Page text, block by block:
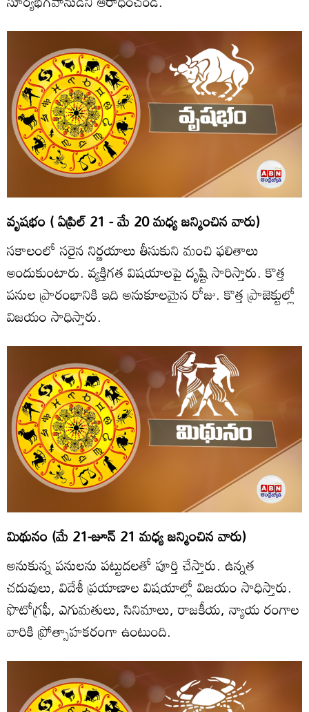
వృషభం ( ఏప్రిల్‌ 21 - మే 20 మధ్య జన్మించిన వారు)
సకాలంలో సరైన నిర్ణయాలు తీసుకుని మంచి ఫలితాలు
అందుకుంటారు. వ్యక్తిగత విషయాలపై దృష్టి సారిస్తారు. కొత్త
పనుల ప్రారంభానికి ఇది అనుకూలమైన రోజు. కొత్త ప్రాజెక్టుల్లో
విజయం సాధిస్తారు.
మిథునం (మే 21-జూన్‌ 21 మధ్య జన్మించిన వారు)
అనుకున్న పనులను పట్టుదలతో పూర్తి చేస్తారు. ఉన్నత
చదువులు, విదేశీ ప్రయాణాల విషయాల్లో విజయం సాధిస్తారు.
ఫొటోగ్రఫీ, ఎగుమతులు, సినిమాలు, రాజకీయ, న్యాయ రంగాల
వారికి ప్రోత్సాహకరంగా ఉంటుంది.